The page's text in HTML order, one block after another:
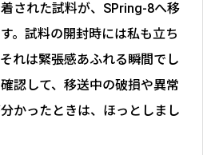
された試料が、SPring-8へ移
。試料の開封時には私も立ち
れは緊張感あふれる瞬間でし
認して、移送中の破損や異常
かったときは、ほっとしまし